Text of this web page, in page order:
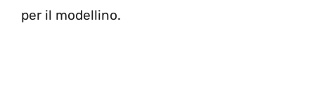
per il modellino.